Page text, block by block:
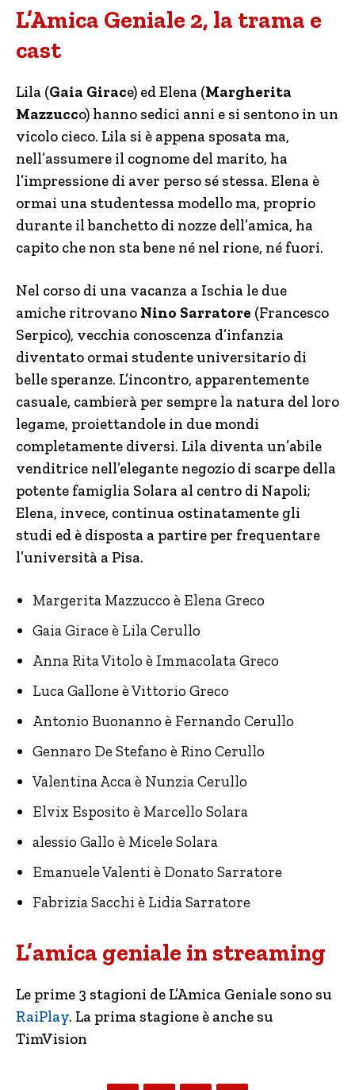
L’Amica Geniale 2, la trama e
cast
Lila (Gaia Girace) ed Elena (Margherita
Mazzucco) hanno sedici anni e si sentono in un
vicolo cieco. Lila si è appena sposata ma,
nell’assumere il cognome del marito, ha
l’impressione di aver perso sé stessa. Elena è
ormai una studentessa modello ma, proprio
durante il banchetto di nozze dell’amica, ha
capito che non sta bene né nel rione, né fuori.
Nel corso di una vacanza a Ischia le due
amiche ritrovano Nino Sarratore (Francesco
Serpico), vecchia conoscenza d’infanzia
diventato ormai studente universitario di
belle speranze. L’incontro, apparentemente
casuale, cambierà per sempre la natura del loro
legame, proiettandole in due mondi
completamente diversi. Lila diventa un’abile
venditrice nell’elegante negozio di scarpe della
potente famiglia Solara al centro di Napoli;
Elena, invece, continua ostinatamente gli
studi ed è disposta a partire per frequentare
l’università a Pisa.
Margerita Mazzucco è Elena Greco
Gaia Girace è Lila Cerullo
Anna Rita Vitolo è Immacolata Greco
Luca Gallone è Vittorio Greco
Antonio Buonanno è Fernando Cerullo
Gennaro De Stefano è Rino Cerullo
Valentina Acca è Nunzia Cerullo
Elvix Esposito è Marcello Solara
alessio Gallo è Micele Solara
Emanuele Valenti è Donato Sarratore
Fabrizia Sacchi è Lidia Sarratore
L’amica geniale in streaming
Le prime 3 stagioni de L’Amica Geniale sono su
RaiPlay. La prima stagione è anche su
TimVision